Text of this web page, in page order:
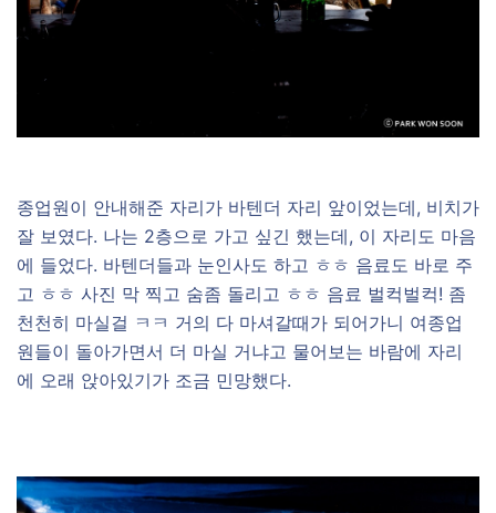
종업원이 안내해준 자리가 바텐더 자리 앞이었는데, 비치가
잘 보였다. 나는 2층으로 가고 싶긴 했는데, 이 자리도 마음
에 들었다. 바텐더들과 눈인사도 하고 ㅎㅎ 음료도 바로 주
고 ㅎㅎ 사진 막 찍고 숨좀 돌리고 ㅎㅎ 음료 벌컥벌컥! 좀
천천히 마실걸 ㅋㅋ 거의 다 마셔갈때가 되어가니 여종업
원들이 돌아가면서 더 마실 거냐고 물어보는 바람에 자리
에 오래 앉아있기가 조금 민망했다.